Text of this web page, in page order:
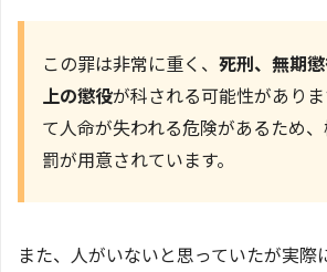
この罪は非常に重く、 死刑、無期
上の懲役が科される可能性があり
て人命が失われる危険があるため
罰が用意されています。
また、人がいないと思っていたが実際